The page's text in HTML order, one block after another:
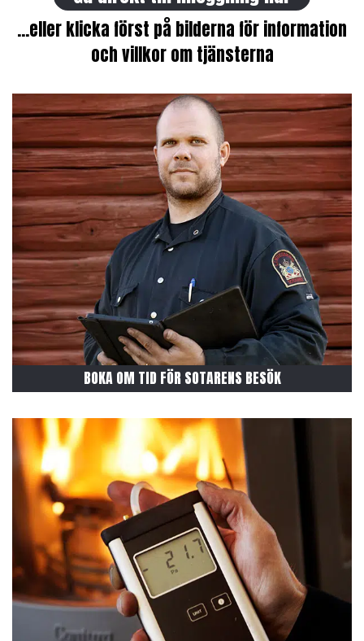
OVK
Lediga jobb
Boka
Boka om aviserad tid
Boka Eldstadsbesiktning
Boka Radonmätning
Boka Ventilationsrengöring Villapaketet
Boka OVK
Boka Energideklaration
Boka Relining
...eller klicka först på bilderna för information
och villkor om tjänsterna
BOKA OM TID FÖR SOTARENS BESÖK